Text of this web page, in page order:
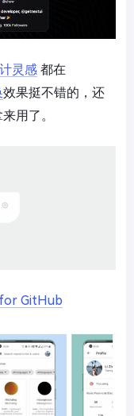
灵感 都在
效果挺不错的，还
用了。
GitHub